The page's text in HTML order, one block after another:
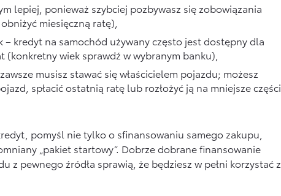
lepiej, ponieważ szybciej pozbywasz się zobowiązania
miesięczną ratę),
– kredyt na samochód używany często jest dostępny dla
wiek sprawdź w wybranym banku),
musisz stawać się właścicielem pojazdu; możesz
spłacić ostatnią ratę lub rozłożyć ją na mniejsze części
pomyśl nie tylko o sfinansowaniu samego zakupu,
„pakiet startowy”. Dobrze dobrane finansowanie
z pewnego źródła sprawią, że będziesz w pełni korzystać z